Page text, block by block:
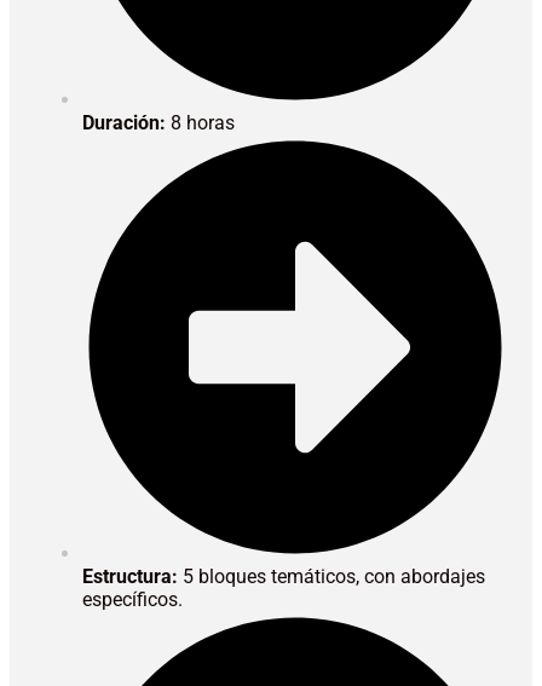
Duración: 8 horas
Estructura: 5 bloques temáticos, con abordajes
específicos.